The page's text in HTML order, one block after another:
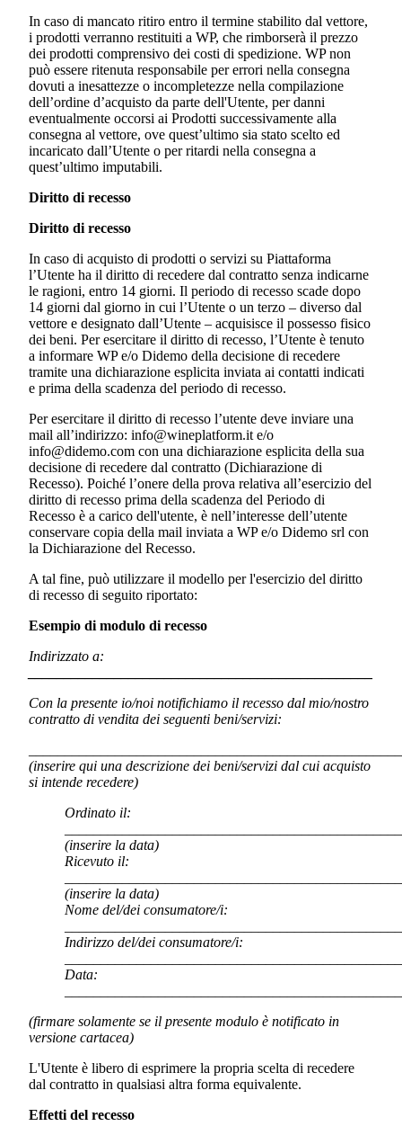
In caso di mancato ritiro entro il termine stabilito dal vettore,
i prodotti verranno restituiti a WP, che rimborserà il prezzo
dei prodotti comprensivo dei costi di spedizione. WP non
può essere ritenuta responsabile per errori nella consegna
dovuti a inesattezze o incompletezze nella compilazione
dell’ordine d’acquisto da parte dell'Utente, per danni
eventualmente occorsi ai Prodotti successivamente alla
consegna al vettore, ove quest’ultimo sia stato scelto ed
incaricato dall’Utente o per ritardi nella consegna a
quest’ultimo imputabili.
Diritto di recesso
Diritto di recesso
In caso di acquisto di prodotti o servizi su Piattaforma
l’Utente ha il diritto di recedere dal contratto senza indicarne
le ragioni, entro 14 giorni. Il periodo di recesso scade dopo
14 giorni dal giorno in cui l’Utente o un terzo – diverso dal
vettore e designato dall’Utente – acquisisce il possesso fisico
dei beni. Per esercitare il diritto di recesso, l’Utente è tenuto
a informare WP e/o Didemo della decisione di recedere
tramite una dichiarazione esplicita inviata ai contatti indicati
e prima della scadenza del periodo di recesso.
Per esercitare il diritto di recesso l’utente deve inviare una
mail all’indirizzo: info@wineplatform.it e/o
info@didemo.com con una dichiarazione esplicita della sua
decisione di recedere dal contratto (Dichiarazione di
Recesso). Poiché l’onere della prova relativa all’esercizio del
diritto di recesso prima della scadenza del Periodo di
Recesso è a carico dell'utente, è nell’interesse dell’utente
conservare copia della mail inviata a WP e/o Didemo srl con
la Dichiarazione del Recesso.
A tal fine, può utilizzare il modello per l'esercizio del diritto
di recesso di seguito riportato:
Esempio di modulo di recesso
Indirizzato a:
Con la presente io/noi notifichiamo il recesso dal mio/nostro
contratto di vendita dei seguenti beni/servizi:
(inserire qui una descrizione dei beni/servizi dal cui acquisto
si intende recedere)
Ordinato il:
(inserire la data)
Ricevuto il:
(inserire la data)
Nome del/dei consumatore/i:
Indirizzo del/dei consumatore/i:
Data:
(firmare solamente se il presente modulo è notificato in
versione cartacea)
L'Utente è libero di esprimere la propria scelta di recedere
dal contratto in qualsiasi altra forma equivalente.
Effetti del recesso